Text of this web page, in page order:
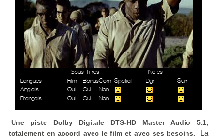
Sous Titres
Notes
Langues
Film BonusCom Spatial Dyn
Surr
Anglais
Oui Oui
Non
Français
Oui Oui Non
Une piste Dolby Digitale DTS-HD Master Audio 5.1,
totalement en accord avec le film et avec ses besoins.
La